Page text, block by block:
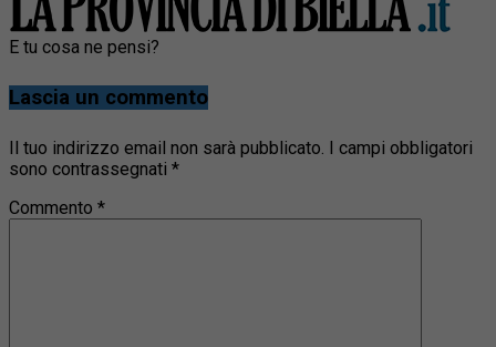
E tu cosa ne pensi?
Lascia un commento
Il tuo indirizzo email non sarà pubblicato. I campi obbligatori
sono contrassegnati *
Commento *